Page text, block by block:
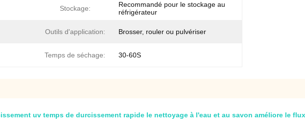
Stockage:
Recommandé pour le stockage au
réfrigérateur
Outils d'application: Brosser, rouler ou pulvériser
Temps de séchage: 30-60S
uv temps de durcissement rapide le nettoyage à l'eau et au savon améliore le